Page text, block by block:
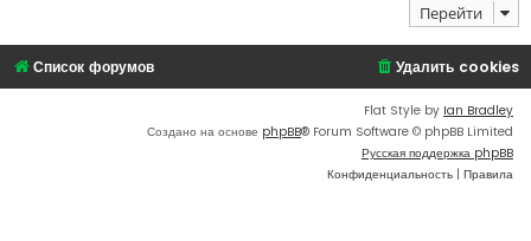
Перейти
Список форумов Удалить cookies
Flat Style by Ian Bradley
Создано на основе phpBB® Forum Software © phpBB Limited
Русская поддержка phpBB
Конфиденциальность | Правила